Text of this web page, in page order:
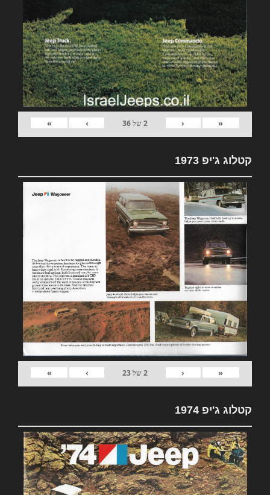
«
‹
2של36
›
»
קטלוג ג'יפ 1973
«
‹
2של23
›
»
קטלוג ג'יפ 1974